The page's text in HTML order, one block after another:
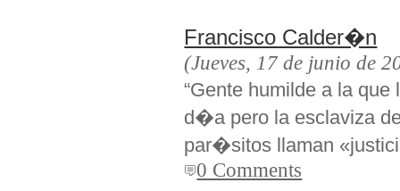
Francisco Calder�n
(Jueves, 17 de junio de
“Gente humilde a la
d�a pero la esclaviza
par�sitos llaman
0 Comments